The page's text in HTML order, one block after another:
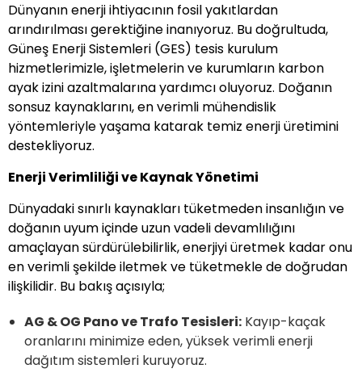
Dünyanın enerji ihtiyacının fosil yakıtlardan
arındırılması gerektiğine inanıyoruz. Bu doğrultuda,
Güneş Enerji Sistemleri (GES) tesis kurulum
hizmetlerimizle, işletmelerin ve kurumların karbon
ayak izini azaltmalarına yardımcı oluyoruz. Doğanın
sonsuz kaynaklarını, en verimli mühendislik
yöntemleriyle yaşama katarak temiz enerji üretimini
destekliyoruz.
Enerji Verimliliği ve Kaynak Yönetimi
Dünyadaki sınırlı kaynakları tüketmeden insanlığın ve
doğanın uyum içinde uzun vadeli devamlılığını
amaçlayan sürdürülebilirlik, enerjiyi üretmek kadar onu
en verimli şekilde iletmek ve tüketmekle de doğrudan
ilişkilidir. Bu bakış açısıyla;
AG & OG Pano ve Trafo Tesisleri: Kayıp-kaçak
oranlarını minimize eden, yüksek verimli enerji
dağıtım sistemleri kuruyoruz.